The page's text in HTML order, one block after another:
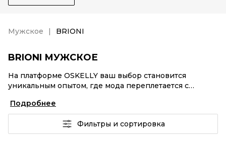
Мужское BRIONI
BRIONI МУЖСКОЕ
На платформе OSKELLY ваш выбор становится
уникальным опытом, где мода переплетается с
аутентификация каждого заказа – BRIONI Мужское от
селлеров OSKELLY с быстрой доставкой по России.
Ваш стиль не ждет, и мы тоже! Винтажные изделия
или BRIONI Мужское из новых коллекций –
Подробнее
Фильтры и сортировка